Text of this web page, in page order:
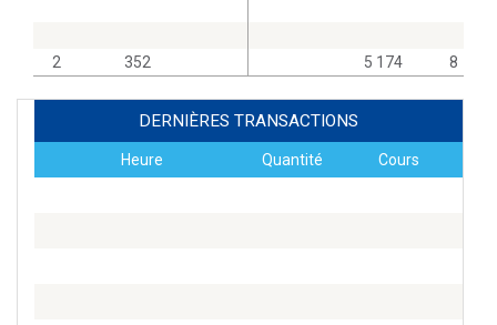
2 352 5 174 8
DERNIÈRES TRANSACTIONS
Heure Quantité Cours